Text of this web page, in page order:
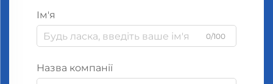
Ім'я
0/100
Назва компанії